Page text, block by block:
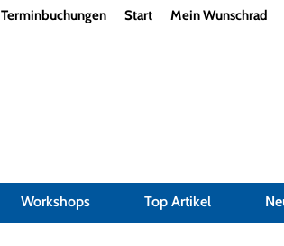
Terminbuchungen Start Mein Wunschrad
Workshops Top Artikel